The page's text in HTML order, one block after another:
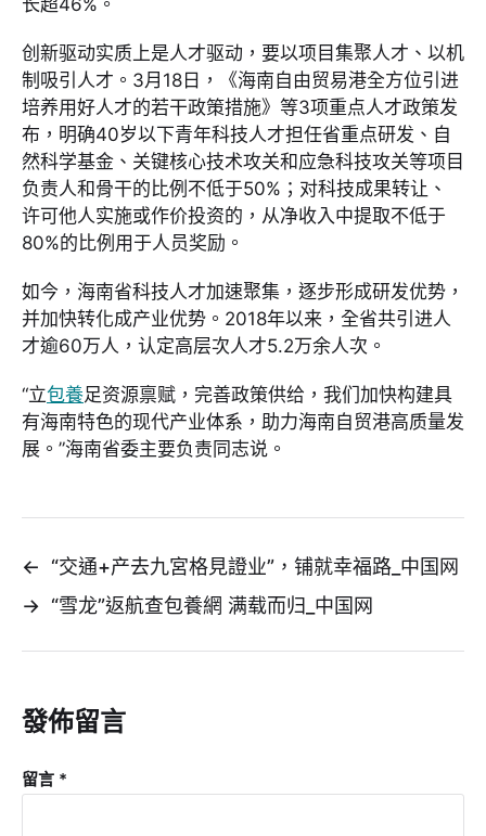
长超46%。
创新驱动实质上是人才驱动，要以项目集聚人才、以机
制吸引人才。3月18日，《海南自由贸易港全方位引进
培养用好人才的若干政策措施》等3项重点人才政策发
布，明确40岁以下青年科技人才担任省重点研发、自
然科学基金、关键核心技术攻关和应急科技攻关等项目
负责人和骨干的比例不低于50%；对科技成果转让、
许可他人实施或作价投资的，从净收入中提取不低于
80%的比例用于人员奖励。
如今，海南省科技人才加速聚集，逐步形成研发优势，
并加快转化成产业优势。2018年以来，全省共引进人
才逾60万人，认定高层次人才5.2万余人次。
“立包養足资源禀赋，完善政策供给，我们加快构建具
有海南特色的现代产业体系，助力海南自贸港高质量发
展。”海南省委主要负责同志说。
←
“交通+产去九宮格見證业”，铺就幸福路_中国网
→ “雪龙”返航查包養網 满载而归_中国网
發佈留言
留言 *